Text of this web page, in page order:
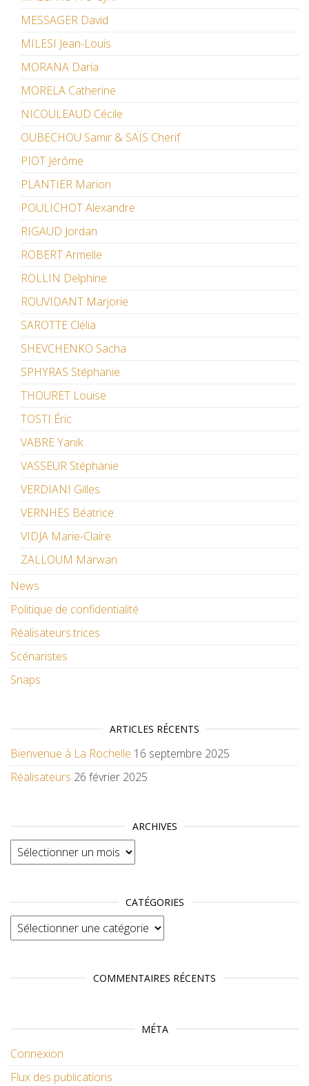
MESSAGER David
MILESI Jean-Louis
MORANA Daria
MORELA Catherine
NICOULEAUD Cécile
OUBECHOU Samir & SAÏS Cherif
PIOT Jérôme
PLANTIER Marion
POULICHOT Alexandre
RIGAUD Jordan
ROBERT Armelle
ROLLIN Delphine
ROUVIDANT Marjorie
SAROTTE Clélia
SHEVCHENKO Sacha
SPHYRAS Stéphanie
THOURET Louise
TOSTI Éric
VABRE Yanik
VASSEUR Stéphanie
VERDIANI Gilles
VERNHES Béatrice
VIDJA Marie-Claire
ZALLOUM Marwan
News
Politique de confidentialité
Réalisateurs.trices
Scénaristes
Snaps
ARTICLES RÉCENTS
Bienvenue à La Rochelle 16 septembre 2025
Réalisateurs 26 février 2025
ARCHIVES
Archives
CATÉGORIES
Catégories
COMMENTAIRES RÉCENTS
MÉTA
Connexion
Flux des publications